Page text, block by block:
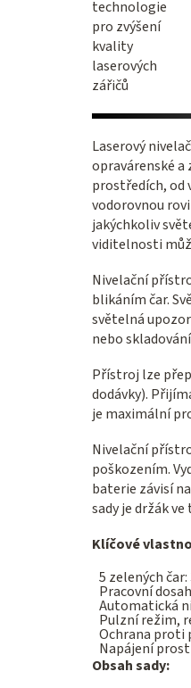
Laserový
opravárenské a
prostředích, od
vodorovnou
jakýchkoliv
viditelnosti
Nivelační
blikáním čar.
světelná
nebo
Přístroj lze
dodávky).
je maximální
Nivelační
poškozením.
baterie závisí
sady je držák
Klíčové
5 zelených
Pracovní
Automatická
Pulzní režim,
Ochrana proti
Napájení
Obsah sady: